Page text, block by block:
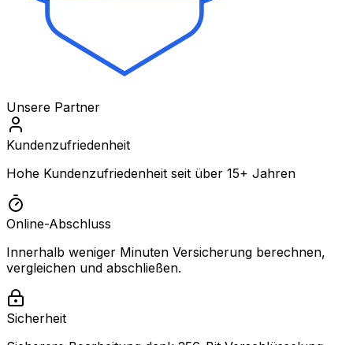
Unsere Partner
Kundenzufriedenheit
Hohe Kundenzufriedenheit seit über 15+ Jahren
Online-Abschluss
Innerhalb weniger Minuten Versicherung berechnen,
vergleichen und abschließen.
Sicherheit